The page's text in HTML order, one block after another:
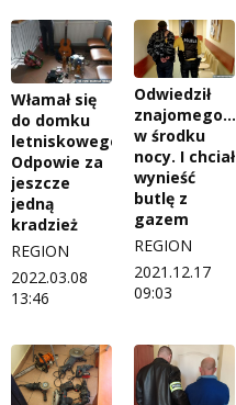
Włamał się
do domku
letniskowego.
Odpowie za
jeszcze
jedną
kradzież
REGION
2022.03.08
13:46
Odwiedził
znajomego…
w środku
nocy. I chciał
wynieść
butlę z
gazem
REGION
2021.12.17
09:03